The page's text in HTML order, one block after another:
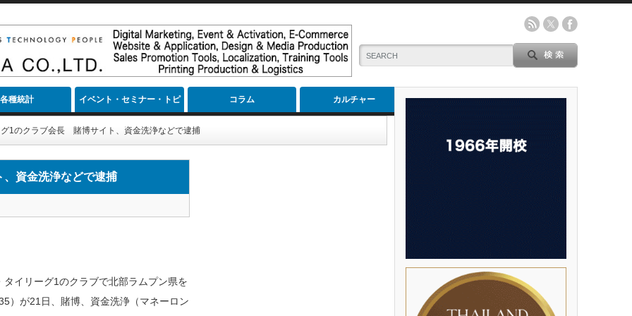
各種統計 イベント・セミナー・トピ
ック
コラム カルチャー
1のクラブ会長 賭博サイト、資金洗浄などで逮捕
資金洗浄などで逮捕
イリーグ1のクラブで北部ラムプン県を
）が21日、賭博、資金洗浄（マネーロン